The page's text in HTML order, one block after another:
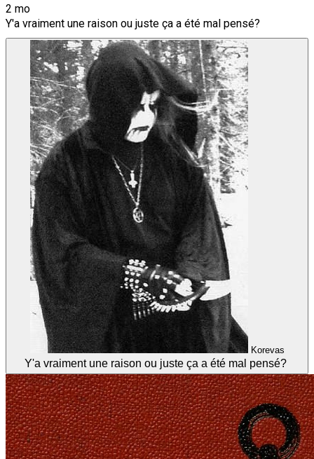
2 mo
Y'a vraiment une raison ou juste ça a été mal pensé?
Korevas
Y'a vraiment une raison ou juste ça a été mal pensé?